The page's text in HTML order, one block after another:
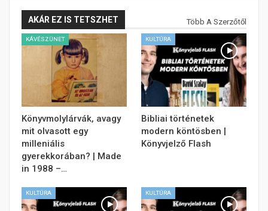
AKÁR EZ IS TETSZHET Több A Szerzőtől
KÁVÉSZÜNET
Könyvmolylárvák, avagy
mit olvasott egy
milleniális
gyerekkorában? | Made
in 1988 –…
KULTÚRA
Bibliai történetek
modern köntösben |
Könyvjelző Flash
KULTÚRA KULTÚRA